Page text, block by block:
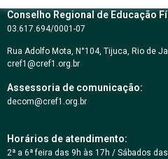
Conselho Regional de Educação
03.617.694/0001-07
Rua Adolfo Mota, N°104, Tijuca, Rio de
cref1@cref1.org.br
Assessoria de comunicação:
decom@cref1.org.br
Horários de atendimento:
2ª a 6ª feira das 9h às 17h / Sábados